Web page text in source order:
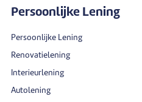
Persoonlijke Lening
Persoonlijke Lening
Renovatielening
Interieurlening
Autolening